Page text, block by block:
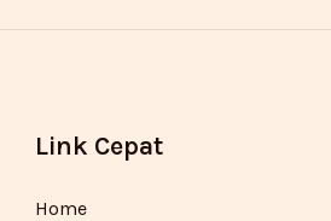
Link Cepat
Home